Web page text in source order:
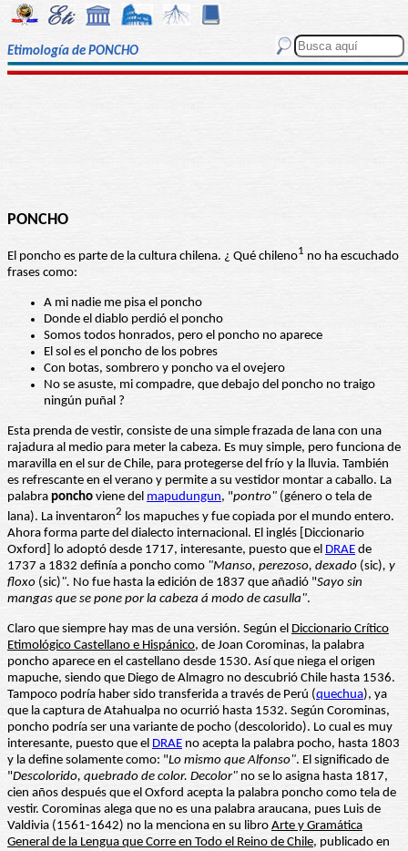
Etimología de PONCHO
PONCHO
El poncho es parte de la cultura chilena. ¿ Qué chileno1 no ha escuchado
frases como:
A mi nadie me pisa el poncho
Donde el diablo perdió el poncho
Somos todos honrados, pero el poncho no aparece
El sol es el poncho de los pobres
Con botas, sombrero y poncho va el ovejero
No se asuste, mi compadre, que debajo del poncho no traigo
ningún puñal ?
Esta prenda de vestir, consiste de una simple frazada de lana con una
rajadura al medio para meter la cabeza. Es muy simple, pero funciona de
maravilla en el sur de Chile, para protegerse del frío y la lluvia. También
es refrescante en el verano y permite a su vestidor montar a caballo. La
palabra poncho viene del mapudungun, "pontro" (género o tela de
lana). La inventaron2 los mapuches y fue copiada por el mundo entero.
Ahora forma parte del dialecto internacional. El inglés [Diccionario
Oxford] lo adoptó desde 1717, interesante, puesto que el DRAE de
1737 a 1832 definía a poncho como "Manso, perezoso, dexado (sic), y
floxo (sic)". No fue hasta la edición de 1837 que añadió "Sayo sin
mangas que se pone por la cabeza á modo de casulla".
Claro que siempre hay mas de una versión. Según el Diccionario Crítico
Etimológico Castellano e Hispánico, de Joan Corominas, la palabra
poncho aparece en el castellano desde 1530. Así que niega el origen
mapuche, siendo que Diego de Almagro no descubrió Chile hasta 1536.
Tampoco podría haber sido transferida a través de Perú (quechua), ya
que la captura de Atahualpa no ocurrió hasta 1532. Según Corominas,
poncho podría ser una variante de pocho (descolorido). Lo cual es muy
interesante, puesto que el DRAE no acepta la palabra pocho, hasta 1803
y la define solamente como: "Lo mismo que Alfonso". El significado de
"Descolorido, quebrado de color. Decolor" no se lo asigna hasta 1817,
cien años después que el Oxford acepta la palabra poncho como tela de
vestir. Corominas alega que no es una palabra araucana, pues Luis de
Valdivia (1561-1642) no la menciona en su libro Arte y Gramática
General de la Lengua que Corre en Todo el Reino de Chile, publicado en